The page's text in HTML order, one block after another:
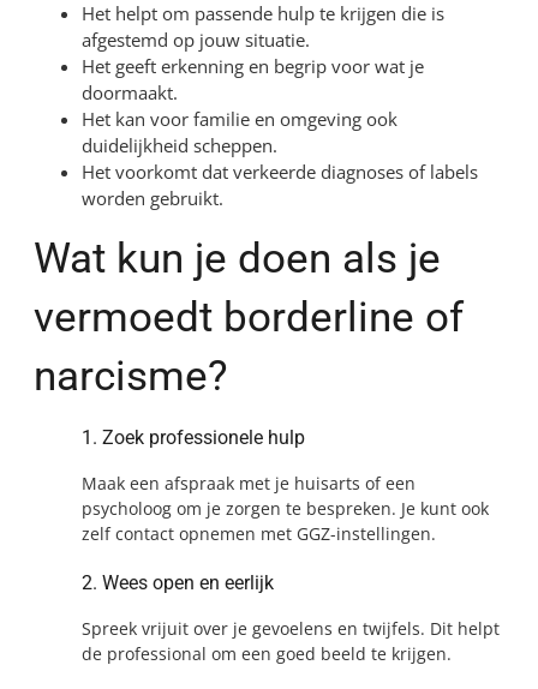
Het helpt om passende hulp te krijgen die is
afgestemd op jouw situatie.
Het geeft erkenning en begrip voor wat je
doormaakt.
Het kan voor familie en omgeving ook
duidelijkheid scheppen.
Het voorkomt dat verkeerde diagnoses of labels
worden gebruikt.
Wat kun je doen als je
vermoedt borderline of
narcisme?
1. Zoek professionele hulp
Maak een afspraak met je huisarts of een
psycholoog om je zorgen te bespreken. Je kunt ook
zelf contact opnemen met GGZ-instellingen.
2. Wees open en eerlijk
Spreek vrijuit over je gevoelens en twijfels. Dit helpt
de professional om een goed beeld te krijgen.